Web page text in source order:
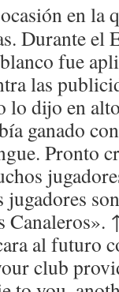
en la
Durante el
fue
las
lo dijo en
ganado
Pronto
al futuro
club